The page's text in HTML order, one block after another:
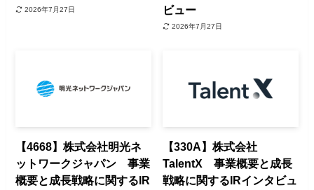
2026年7月27日
ビュー
2026年7月27日
【4668】株式会社明光ネ
ットワークジャパン 事業
概要と成長戦略に関するIR
【330A】株式会社
TalentX 事業概要と成長
戦略に関するIRインタビュ